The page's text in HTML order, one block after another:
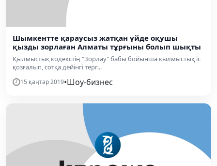
Шымкентте қараусыз жатқан үйде оқушы
қызды зорлаған Алматы тұрғыны болып шықты
Қылмыстық кодекстің "Зорлау" бабы бойынша қылмыстық іс
қозғалып, сотқа дейінгі терг...
15 қаңтар 2019•Шоу-бизнес